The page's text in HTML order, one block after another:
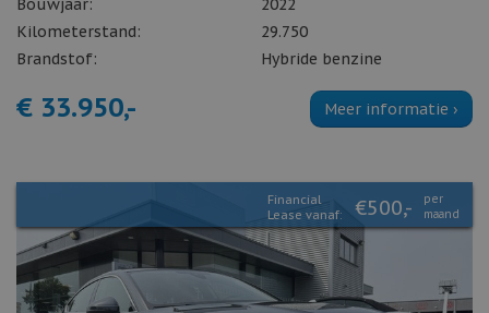
Kilometerstand:
29.750
Brandstof:
Hybride benzine
€ 33.950,- Meer informatie ›
Financial
Lease vanaf:
€500,-
per
maand